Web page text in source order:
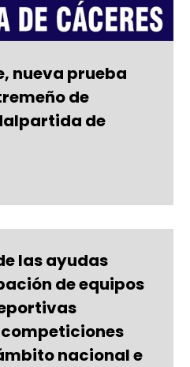
nueva prueba
de
de
las ayudas
de equipos
nacional e